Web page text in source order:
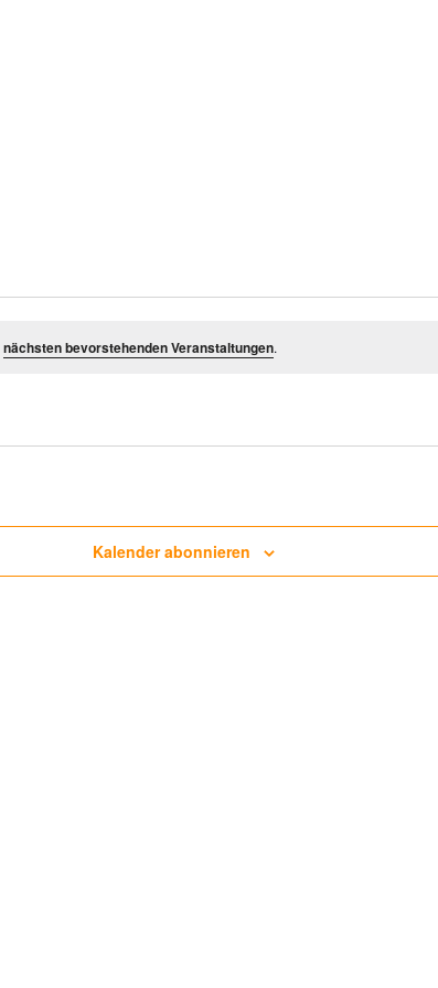
nächsten bevorstehenden Veranstaltungen.
Kalender abonnieren